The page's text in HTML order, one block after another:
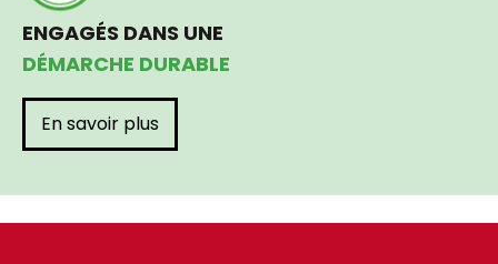
ENGAGÉS DANS UNE
DÉMARCHE DURABLE
En savoir plus